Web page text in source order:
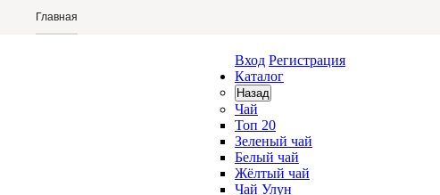
Главная
Вход Регистрация
Каталог
Назад
Чай
Топ 20
Зеленый чай
Белый чай
Жёлтый чай
Чай Улун